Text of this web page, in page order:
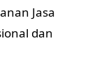
Jasa
dan